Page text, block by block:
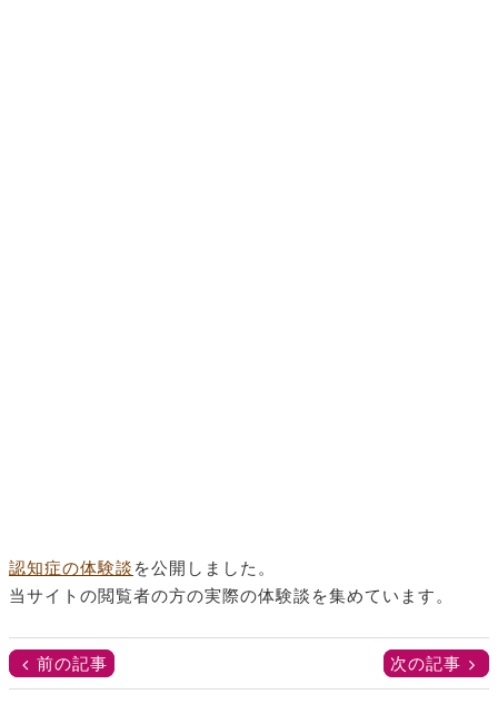
認知症の体験談 を公開しました。
当サイトの閲覧者の方の実際の体験談を集めています。
次の記事
前の記事